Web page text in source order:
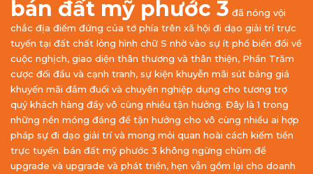
bán đất mỹ phước 3 đã nóng vội
chắc địa điểm đứng của tớ phía trên xã hội đi dạo giải trí trực
tuyến tại đất chất lỏng hình chữ S nhờ vào sự ít phổ biến đổi về
cuộc nghịch, giao diện thân thương và thân thiện, Phần Trăm
cược đối đầu và cạnh tranh, sự kiện khuyễn mãi sút bảng giá
khuyến mãi đắm đuối và chuyên nghiệp dụng cho tương trợ
quý khách hàng đầy vô cùng nhiều tận hưởng. Đây là 1 trong
những nền móng đáng để tận hưởng cho vô cùng nhiều ai hợp
pháp sự đi dạo giải trí và mong mỏi quan hoài cách kiếm tiền
trực tuyến. bán đất mỹ phước 3 không ngừng chũm để
upgrade và upgrade và phát triển, hẹn vẫn gồm lại cho doanh